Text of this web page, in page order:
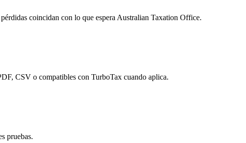
coincidan con lo que espera Australian Taxation Office.
CSV o compatibles con TurboTax cuando aplica.
pruebas.